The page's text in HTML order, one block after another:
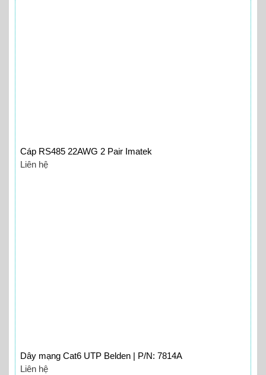
Cáp RS485 22AWG 2 Pair Imatek
Liên hệ
Dây mạng Cat6 UTP Belden | P/N: 7814A
Liên hệ